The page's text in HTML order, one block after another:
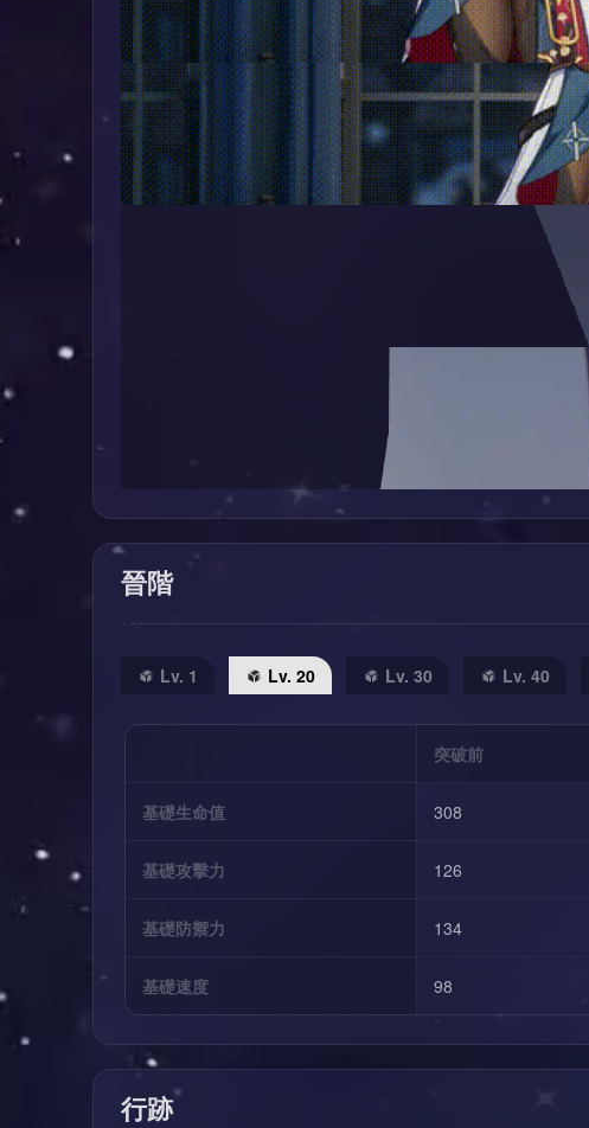
晉階
Lv. 1 Lv. 20 Lv. 30 Lv. 40
突破前
基礎生命值 308
基礎攻擊力 126
基礎防禦力 134
基礎速度 98
行跡